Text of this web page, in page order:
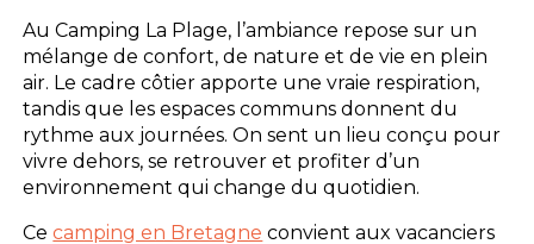
Les infos pratiques
Au Camping La Plage, l’ambiance repose sur un
mélange de confort, de nature et de vie en plein
air. Le cadre côtier apporte une vraie respiration,
tandis que les espaces communs donnent du
rythme aux journées. On sent un lieu conçu pour
vivre dehors, se retrouver et profiter d’un
environnement qui change du quotidien.
Cecamping en Bretagne convient aux vacanciers